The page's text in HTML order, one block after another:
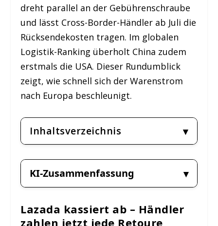
dreht parallel an der Gebührenschraube
und lässt Cross-Border-Händler ab Juli die
Rücksendekosten tragen. Im globalen
Logistik-Ranking überholt China zudem
erstmals die USA. Dieser Rundumblick
zeigt, wie schnell sich der Warenstrom
nach Europa beschleunigt.
Inhaltsverzeichnis
KI-Zusammenfassung
Lazada kassiert ab – Händler
zahlen jetzt jede Retoure